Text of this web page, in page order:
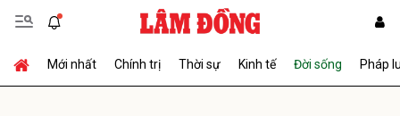
Mới nhất Chính trị Thời sự Kinh tế Đời sống Pháp
Gửi bình luận